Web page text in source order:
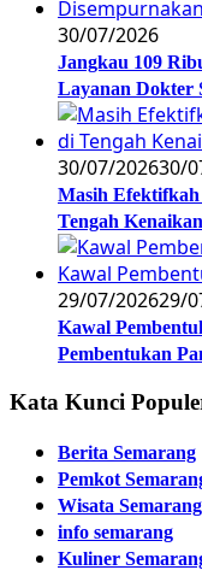
30/07/2026
Jangkau 109
Layanan Dokter
30/07/202630/
Masih
Tengah
29/07/202629/
Kawal
Pembentukan
Kata Kunci
Berita Semarang
Pemkot
Wisata Semarang
info semarang
Kuliner